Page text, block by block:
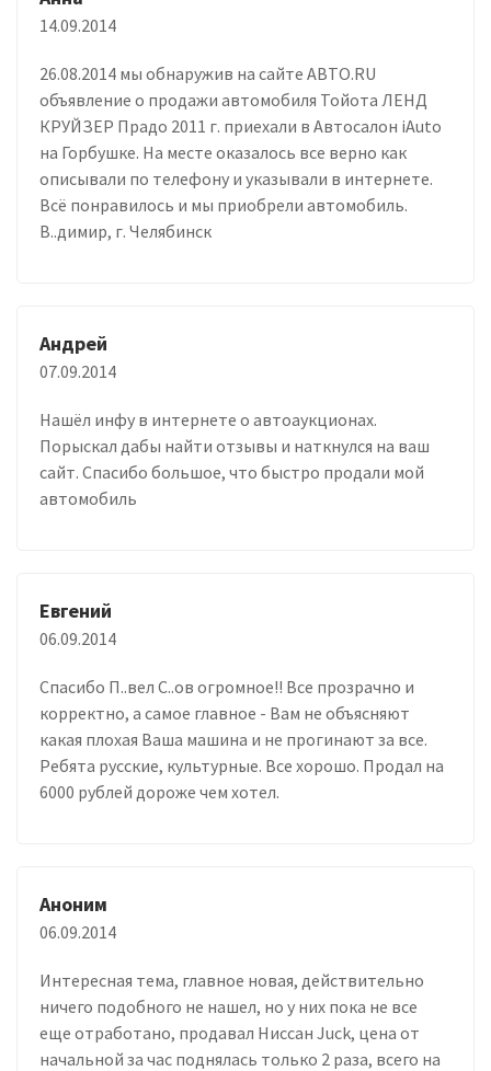
14.09.2014
26.08.2014 мы обнаружив на сайте АВТО.RU
объявление о продажи автомобиля Тойота ЛЕНД
КРУЙЗЕР Прадо 2011 г. приехали в Автосалон iAuto
на Горбушке. На месте оказалось все верно как
описывали по телефону и указывали в интернете.
Всё понравилось и мы приобрели автомобиль.
В..димир, г. Челябинск
Андрей
07.09.2014
Нашёл инфу в интернете о автоаукционах.
Порыскал дабы найти отзывы и наткнулся на ваш
сайт. Спасибо большое, что быстро продали мой
автомобиль
Евгений
06.09.2014
Спасибо П..вел С..ов огромное!! Все прозрачно и
корректно, а самое главное - Вам не объясняют
какая плохая Ваша машина и не прогинают за все.
Ребята русские, культурные. Все хорошо. Продал на
6000 рублей дороже чем хотел.
Аноним
06.09.2014
Интересная тема, главное новая, действительно
ничего подобного не нашел, но у них пока не все
еще отработано, продавал Ниссан Juck, цена от
начальной за час поднялась только 2 раза, всего на